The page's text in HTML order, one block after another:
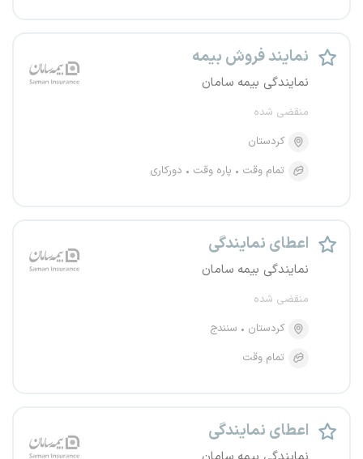
نمایند فروش بیمه
نمایندگی بیمه سامان
منقضی شده
کردستان
تمام وقت
پاره وقت دورکاری
اعطای نمایندگی
نمایندگی بیمه سامان
منقضی شده
کردستان
سنندج
تمام وقت
اعطای نمایندگی